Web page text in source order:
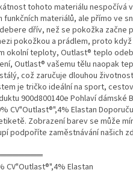
tohoto materiálu nespočívá
materiálů, ale přímo ve
dřív, než se pokožka začne
pokožkou a prádlem, proto
okolní teploty, Outlast® teplo
Outlast® vašemu tělu naopak
což zaručuje dlouhou
je tričko ideální na sport,
900d800140e Pohlaví dámské
CV"Outlast®",4% Elastan
Zobrazení barev se může
podpoříte zaměstnávání našich
CV"Outlast®",4% Elastan